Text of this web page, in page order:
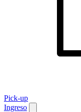
Pick-up
Ingreso